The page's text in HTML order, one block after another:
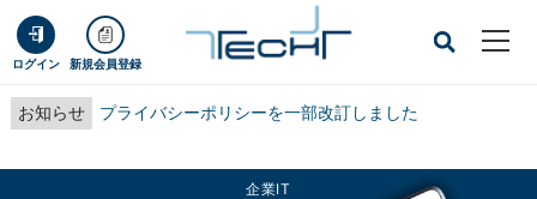
ログイン 新規会員登録
お知らせ プライバシーポリシーを一部改訂しました
企業IT